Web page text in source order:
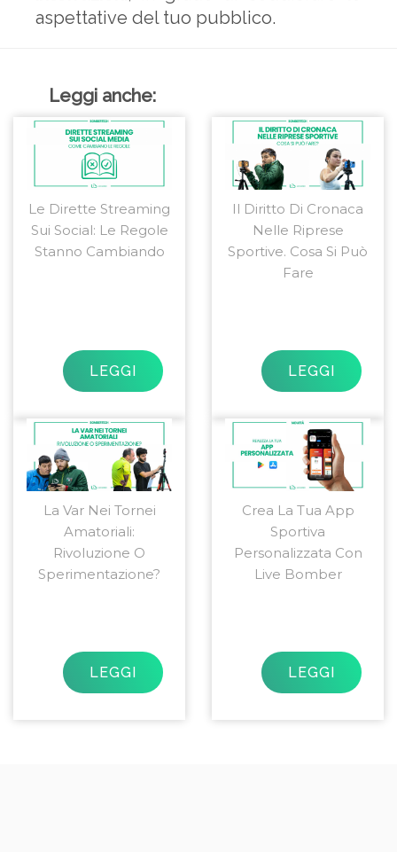
aspettative del tuo pubblico.
Leggi anche:
Le Dirette Streaming
Sui Social: Le Regole
Stanno Cambiando
LEGGI
Il Diritto Di Cronaca
Nelle Riprese
Sportive. Cosa Si Può
Fare
LEGGI
La Var Nei Tornei
Amatoriali:
Rivoluzione O
Sperimentazione?
LEGGI
Crea La Tua App
Sportiva
Personalizzata Con
Live Bomber
LEGGI